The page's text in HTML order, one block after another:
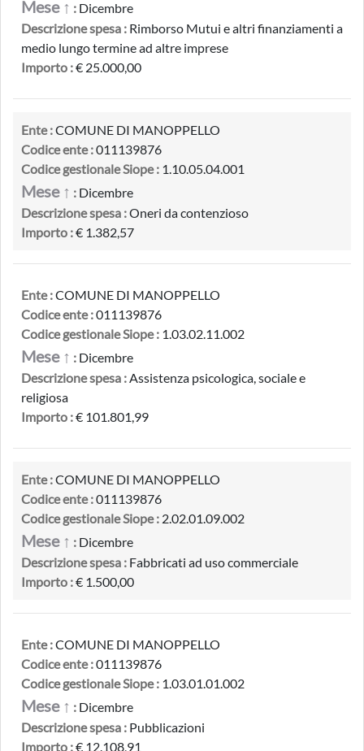
Mese ↑ : Dicembre
Descrizione spesa : Rimborso Mutui e altri finanziamenti a
medio lungo termine ad altre imprese
Importo :€ 25.000,00
Ente :COMUNE DI MANOPPELLO
Codice ente :011139876
Codice gestionale Siope : 1.10.05.04.001
Mese ↑ : Dicembre
Descrizione spesa :Oneri da contenzioso
Importo :€ 1.382,57
Ente :COMUNE DI MANOPPELLO
Codice ente :011139876
Codice gestionale Siope : 1.03.02.11.002
Mese ↑ : Dicembre
Descrizione spesa :Assistenza psicologica, sociale e
religiosa
Importo :€ 101.801,99
Ente :COMUNE DI MANOPPELLO
Codice ente :011139876
Codice gestionale Siope : 2.02.01.09.002
Mese ↑ : Dicembre
Descrizione spesa : Fabbricati ad uso commerciale
Importo :€ 1.500,00
Ente :COMUNE DI MANOPPELLO
Codice ente :011139876
Codice gestionale Siope : 1.03.01.01.002
Mese ↑ : Dicembre
Descrizione spesa : Pubblicazioni
Importo :€ 12.108,91